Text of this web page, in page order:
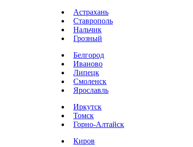
Астрахань
Ставрополь
Нальчик
Грозный
Белгород
Иваново
Липецк
Смоленск
Ярославль
Иркутск
Томск
Горно-Алтайск
Киров